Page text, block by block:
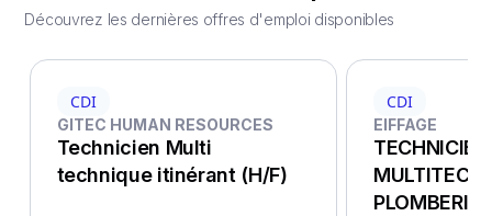
Découvrez les dernières offres d'emploi disponibles
CDI
GITEC HUMAN RESOURCES
Technicien Multi
technique itinérant (H/F)
CDI
EIFFAGE
TECHNICIEN
PLOMBERIE